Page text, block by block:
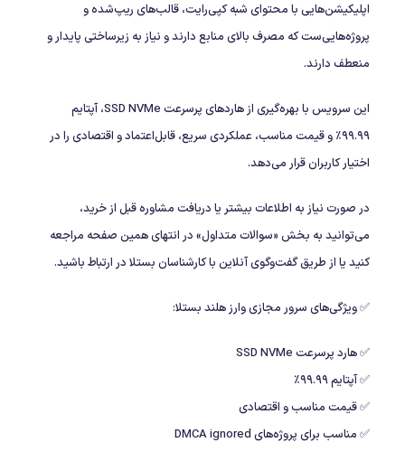
اپلیکیشن‌هایی با محتوای شبه کپی‌رایت، قالب‌های ریپ‌شده و
پروژه‌هایی‌ست که مصرف بالای منابع دارند و نیاز به زیرساختی پایدار و
منعطف دارند.
این سرویس با بهره‌گیری از هاردهای پرسرعت SSD NVMe، آپتایم
۹۹.۹۹٪ و قیمت مناسب، عملکردی سریع، قابل‌اعتماد و اقتصادی را در
اختیار کاربران قرار می‌دهد.
در صورت نیاز به اطلاعات بیشتر یا دریافت مشاوره قبل از خرید،
می‌توانید به بخش «سوالات متداول» در انتهای همین صفحه مراجعه
کنید یا از طریق گفت‌و‌گوی آنلاین با کارشناسان بستلا در ارتباط باشید.
✅ ویژگی‌های سرور مجازی وارز هلند بستلا:
✅ هارد پرسرعت SSD NVMe
✅ آپتایم ۹۹.۹۹٪
✅ قیمت مناسب و اقتصادی
✅ مناسب برای پروژه‌های DMCA ignored